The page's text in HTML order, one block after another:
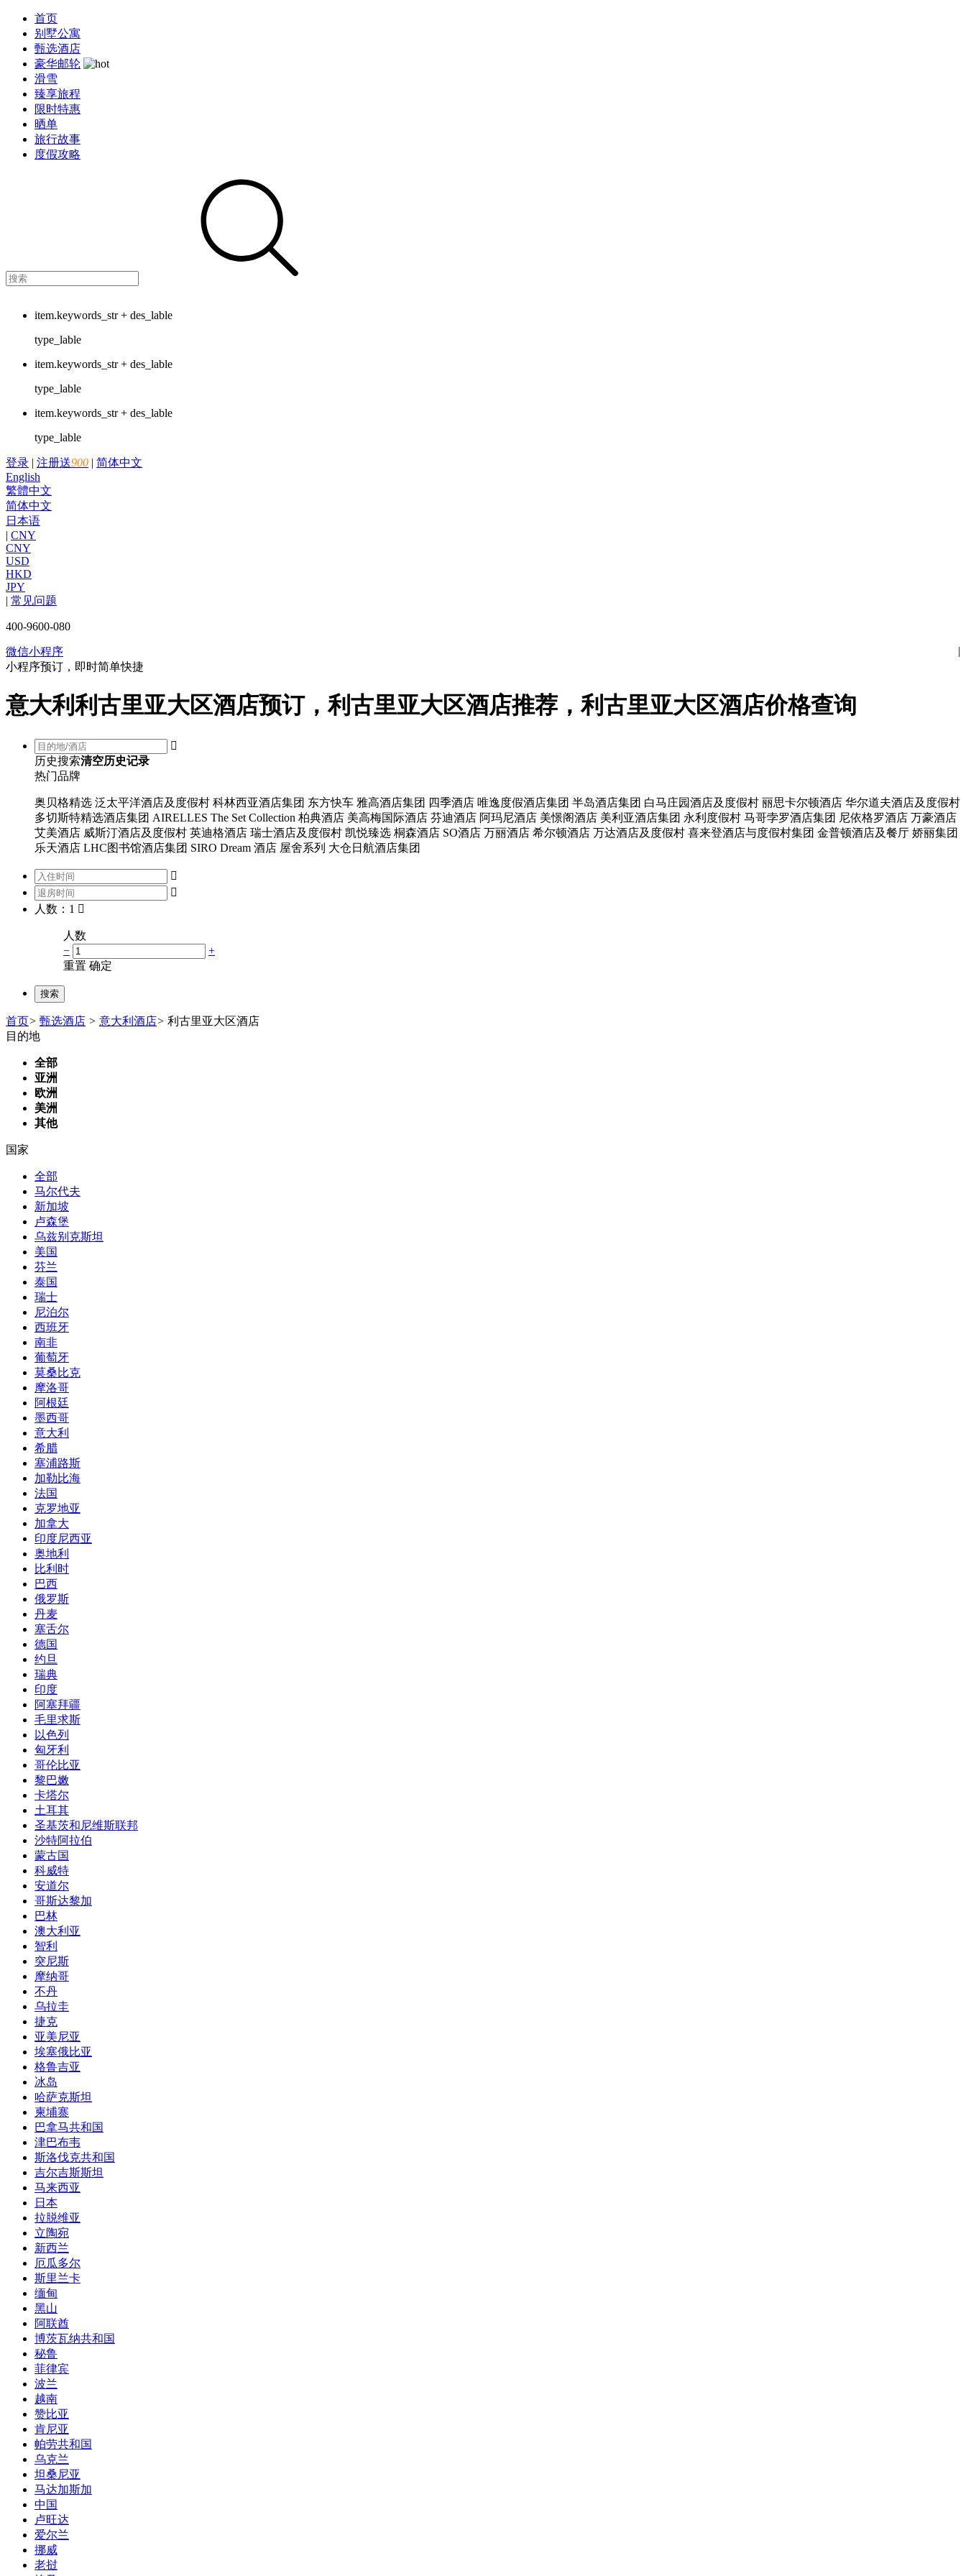
首页
别墅公寓
甄选酒店
豪华邮轮
滑雪
臻享旅程
限时特惠
晒单
旅行故事
度假攻略
item.keywords_str + des_lable
type_lable
item.keywords_str + des_lable
type_lable
item.keywords_str + des_lable
type_lable
登录 | 注册送900 | 简体中文
English
繁體中文
简体中文
日本语
| CNY
CNY
USD
HKD
JPY
| 常见问题
400-9600-080
|
微信小程序
小程序预订，即时简单快捷
意大利利古里亚大区酒店预订，利古里亚大区酒店推荐，利古里亚大区酒店价格查询

历史搜索清空历史记录
热门品牌
奥贝格精选 泛太平洋酒店及度假村 科林西亚酒店集团 东方快车 雅高酒店集团 四季酒店 唯逸度假酒店集团 半岛酒店集团 白马庄园酒店及度假村 丽思卡尔顿酒店 华尔道夫酒店及度假村
多切斯特精选酒店集团 AIRELLES The Set Collection 柏典酒店 美高梅国际酒店 芬迪酒店 阿玛尼酒店 美憬阁酒店 美利亚酒店集团 永利度假村 马哥孛罗酒店集团 尼依格罗酒店 万豪酒店
艾美酒店 威斯汀酒店及度假村 英迪格酒店 瑞士酒店及度假村 凯悦臻选 桐森酒店 SO酒店 万丽酒店 希尔顿酒店 万达酒店及度假村 喜来登酒店与度假村集团 金普顿酒店及餐厅 娇丽集团
乐天酒店 LHC图书馆酒店集团 SIRO Dream 酒店 屋舍系列 大仓日航酒店集团


人数：1 
人数
−
+
重置 确定
首页> 甄选酒店 > 意大利酒店> 利古里亚大区酒店
目的地
全部
亚洲
欧洲
美洲
其他
国家
全部
马尔代夫
新加坡
卢森堡
乌兹别克斯坦
美国
芬兰
泰国
瑞士
尼泊尔
西班牙
南非
葡萄牙
莫桑比克
摩洛哥
阿根廷
墨西哥
意大利
希腊
塞浦路斯
加勒比海
法国
克罗地亚
加拿大
印度尼西亚
奥地利
比利时
巴西
俄罗斯
丹麦
塞舌尔
德国
约旦
瑞典
印度
阿塞拜疆
毛里求斯
以色列
匈牙利
哥伦比亚
黎巴嫩
卡塔尔
土耳其
圣基茨和尼维斯联邦
沙特阿拉伯
蒙古国
科威特
安道尔
哥斯达黎加
巴林
澳大利亚
智利
突尼斯
摩纳哥
不丹
乌拉圭
捷克
亚美尼亚
埃塞俄比亚
格鲁吉亚
冰岛
哈萨克斯坦
柬埔寨
巴拿马共和国
津巴布韦
斯洛伐克共和国
吉尔吉斯斯坦
马来西亚
日本
拉脱维亚
立陶宛
新西兰
厄瓜多尔
斯里兰卡
缅甸
黑山
阿联酋
博茨瓦纳共和国
秘鲁
菲律宾
波兰
越南
赞比亚
肯尼亚
帕劳共和国
乌克兰
坦桑尼亚
马达加斯加
中国
卢旺达
爱尔兰
挪威
老挝